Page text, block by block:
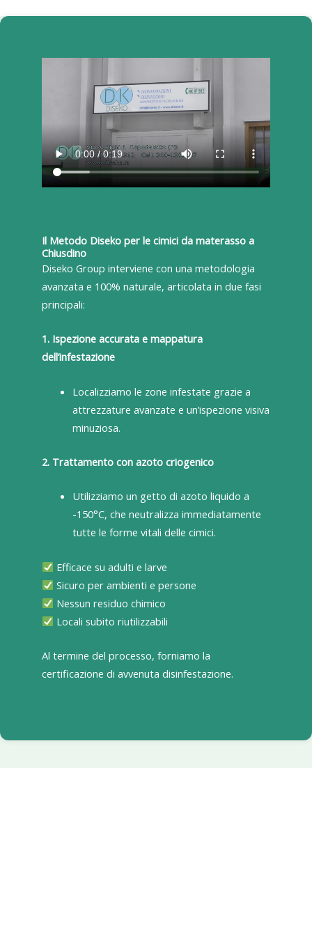
Il Metodo Diseko per le cimici da materasso a
Chiusdino
Diseko Group interviene con una metodologia
avanzata e 100% naturale, articolata in due fasi
principali:
1. Ispezione accurata e mappatura
dell’infestazione
Localizziamo le zone infestate grazie a
attrezzature avanzate e un’ispezione visiva
minuziosa.
2. Trattamento con azoto criogenico
Utilizziamo un getto di azoto liquido a
-150°C, che neutralizza immediatamente
tutte le forme vitali delle cimici.
Efficace su adulti e larve
Sicuro per ambienti e persone
Nessun residuo chimico
Locali subito riutilizzabili
Al termine del processo, forniamo la
certificazione di avvenuta disinfestazione.